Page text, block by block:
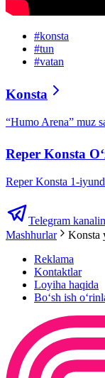
#konsta
#tun
#vatan
Konsta
“Humo Arena” muz
Reper Konsta
Reper Konsta 1-
Telegram
Mashhurlar
Konsta
Reklama
Kontaktlar
Loyiha haqida
Bo‘sh ish